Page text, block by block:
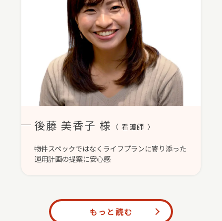
後藤 美香子 様 〈 看護師 〉
物件スペックではなくライフプランに寄り添った
運用計画の提案に安心感
もっと読む